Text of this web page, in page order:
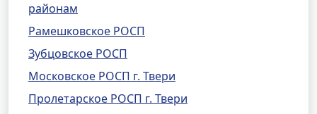
районам
Рамешковское РОСП
Зубцовское РОСП
Московское РОСП г. Твери
Пролетарское РОСП г. Твери